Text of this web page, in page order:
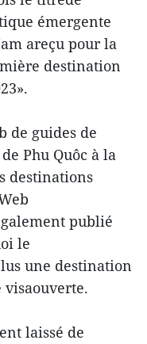
émergente
areçu pour la
destination
de guides de
Phu Quôc à la
destinations
publié
le
une destination
laissé de